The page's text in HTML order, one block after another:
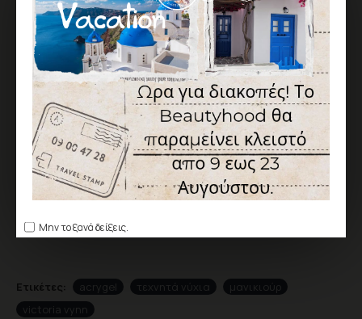
Μην το ξανά δείξεις.
Σύμφωνα με 0 αξιολογήσεις. - Γράψτε μια αξιολόγηση
ΑΞΙΟΛΌΓΗΣΗ
Δεν υπάρχουν αξιολογήσεις για το προϊόν.
ΓΡΆΨΤΕ ΜΙΑ ΑΞΙΟΛΌΓΗΣΗ
Παρακαλώ συνδεθείτεήδημιουργήστε λογαριασμόγια να
αξιολογήσετε
Ετικέτες: acrygel τεχνητά νύχια
μανικιούρ
victoria vynn